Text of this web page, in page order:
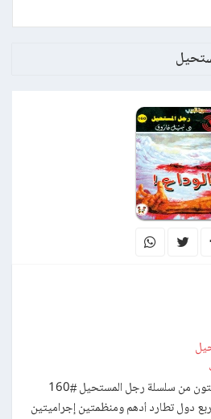
رواية الوداع – العدد مائة وستون من سلسلة رجل المستحيل #160
دول تطارد أدهم ومنظمتين إجراميتين